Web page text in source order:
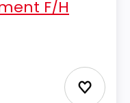
F/H
Ajouter